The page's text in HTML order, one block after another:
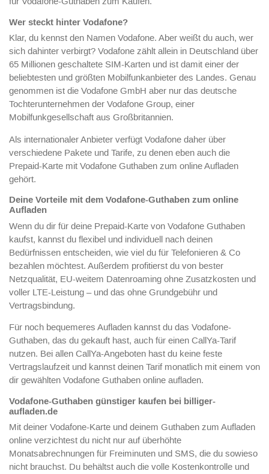
Wer steckt hinter Vodafone?
Klar, du kennst den Namen Vodafone. Aber weißt du auch, wer
sich dahinter verbirgt? Vodafone zählt allein in Deutschland über
65 Millionen geschaltete SIM-Karten und ist damit einer der
beliebtesten und größten Mobilfunkanbieter des Landes. Genau
genommen ist die Vodafone GmbH aber nur das deutsche
Tochterunternehmen der Vodafone Group, einer
Mobilfunkgesellschaft aus Großbritannien.
Als internationaler Anbieter verfügt Vodafone daher über
verschiedene Pakete und Tarife, zu denen eben auch die
Prepaid-Karte mit Vodafone Guthaben zum online Aufladen
gehört.
Deine Vorteile mit dem Vodafone-Guthaben zum online
Aufladen
Wenn du dir für deine Prepaid-Karte von Vodafone Guthaben
kaufst, kannst du flexibel und individuell nach deinen
Bedürfnissen entscheiden, wie viel du für Telefonieren & Co
bezahlen möchtest. Außerdem profitierst du von bester
Netzqualität, EU-weitem Datenroaming ohne Zusatzkosten und
voller LTE-Leistung – und das ohne Grundgebühr und
Vertragsbindung.
Für noch bequemeres Aufladen kannst du das Vodafone-
Guthaben, das du gekauft hast, auch für einen CallYa-Tarif
nutzen. Bei allen CallYa-Angeboten hast du keine feste
Vertragslaufzeit und kannst deinen Tarif monatlich mit einem von
dir gewählten Vodafone Guthaben online aufladen.
Vodafone-Guthaben günstiger kaufen bei billiger-
aufladen.de
Mit deiner Vodafone-Karte und deinem Guthaben zum Aufladen
online verzichtest du nicht nur auf überhöhte
Monatsabrechnungen für Freiminuten und SMS, die du sowieso
nicht brauchst. Du behältst auch die volle Kostenkontrolle und